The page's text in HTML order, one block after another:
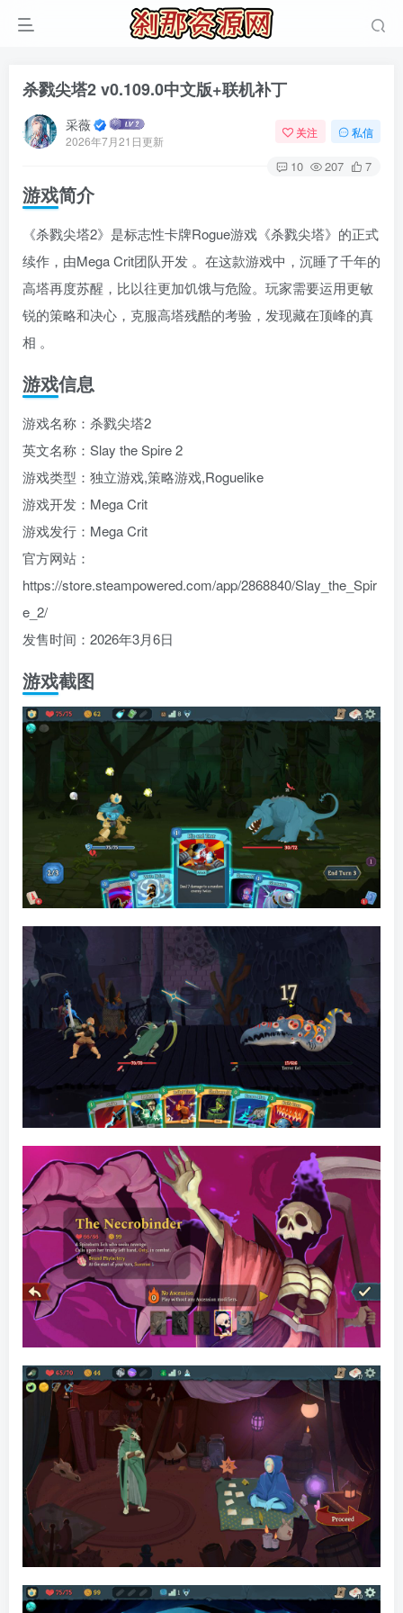
杀戮尖塔2 v0.109.0中文版+联机补丁
采薇
2026年7月21日更新
关注 私信
10 207 7
游戏简介
《杀戮尖塔2》是标志性卡牌Rogue游戏《杀戮尖塔》的正式
续作，由Mega Crit团队开发 。在这款游戏中，沉睡了千年的
高塔再度苏醒，比以往更加饥饿与危险。玩家需要运用更敏
锐的策略和决心，克服高塔残酷的考验，发现藏在顶峰的真
相 。
游戏信息
游戏名称：杀戮尖塔2
英文名称：Slay the Spire 2
游戏类型：独立游戏,策略游戏,Roguelike
游戏开发：Mega Crit
游戏发行：Mega Crit
官方网站：
https://store.steampowered.com/app/2868840/Slay_the_Spir
e_2/
发售时间：2026年3月6日
游戏截图